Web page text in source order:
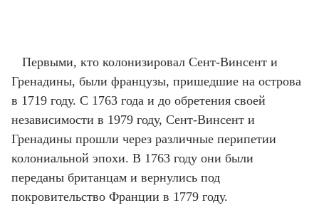
Первыми, кто колонизировал Сент-Винсент и
Гренадины, были французы, пришедшие на острова
в 1719 году. С 1763 года и до обретения своей
независимости в 1979 году, Сент-Винсент и
Гренадины прошли через различные перипетии
колониальной эпохи. В 1763 году они были
переданы британцам и вернулись под
покровительство Франции в 1779 году.